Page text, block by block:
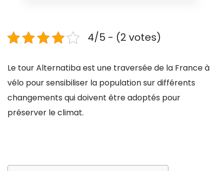
4/5 - (2 votes)
Le tour Alternatiba est une traversée de la France à
vélo pour sensibiliser la population sur différents
changements qui doivent être adoptés pour
préserver le climat.